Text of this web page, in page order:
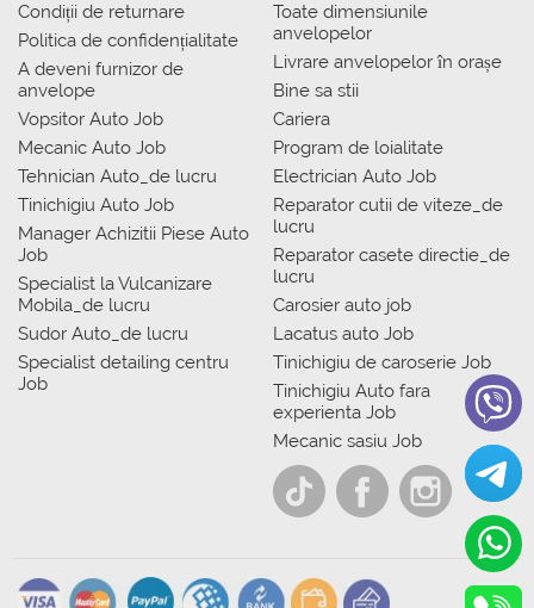
Condiții de returnare
Politica de confidențialitate
A deveni furnizor de
anvelope
Vopsitor Auto Job
Mecanic Auto Job
Tehnician Auto_de lucru
Tinichigiu Auto Job
Manager Achizitii Piese Auto
Job
Specialist la Vulcanizare
Mobila_de lucru
Sudor Auto_de lucru
Specialist detailing centru
Job
Toate dimensiunile
anvelopelor
Livrare anvelopelor în orașe
Bine sa stii
Cariera
Program de loialitate
Electrician Auto Job
Reparator cutii de viteze_de
lucru
Reparator casete directie_de
lucru
Carosier auto job
Lacatus auto Job
Tinichigiu de caroserie Job
Tinichigiu Auto fara
experienta Job
Mecanic sasiu Job